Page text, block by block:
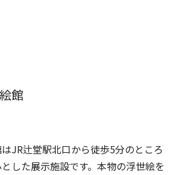
館
JR辻堂駅北口から徒歩5分のところ
した展示施設です。本物の浮世絵を